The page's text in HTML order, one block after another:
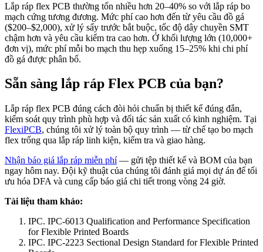
Lắp ráp flex PCB thường tốn nhiều hơn 20–40% so với lắp ráp bo
mạch cứng tương đương. Mức phí cao hơn đến từ yêu cầu đồ gá
($200–$2,000), xử lý sấy trước bắt buộc, tốc độ dây chuyền SMT
chậm hơn và yêu cầu kiểm tra cao hơn. Ở khối lượng lớn (10,000+
đơn vị), mức phí mỗi bo mạch thu hẹp xuống 15–25% khi chi phí
đồ gá được phân bổ.
Sẵn sàng lắp ráp Flex PCB của bạn?
Lắp ráp flex PCB đúng cách đòi hỏi chuẩn bị thiết kế đúng đắn,
kiểm soát quy trình phù hợp và đối tác sản xuất có kinh nghiệm. Tại
FlexiPCB, chúng tôi xử lý toàn bộ quy trình — từ chế tạo bo mạch
flex trống qua lắp ráp linh kiện, kiểm tra và giao hàng.
Nhận báo giá lắp ráp miễn phí— gửi tệp thiết kế và BOM của bạn
ngay hôm nay. Đội kỹ thuật của chúng tôi đánh giá mọi dự án để tối
ưu hóa DFA và cung cấp báo giá chi tiết trong vòng 24 giờ.
Tài liệu tham khảo:
IPC. IPC-6013 Qualification and Performance Specification
for Flexible Printed Boards
IPC. IPC-2223 Sectional Design Standard for Flexible Printed